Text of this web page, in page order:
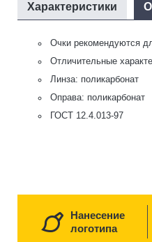
Характеристики
Очки рекомендуются
Отличительные
Линза: поликарбонат
Оправа: поликарбонат
ГОСТ 12.4.013-97
Нанесение
логотипа